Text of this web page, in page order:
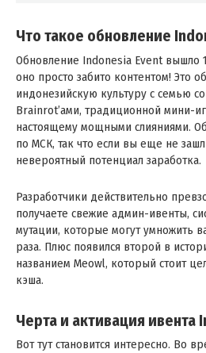
Что такое обновление
Обновление Indonesia Event вышло
оно просто забито контентом! Это
индонезийскую культуру с семью
Brainrot’ами, традиционной мини-
настоящему мощными слияниями.
по МСК, так что если вы еще не
невероятный потенциал заработка .
Разработчики действительно
получаете свежие админ-ивенты,
мутации, которые могут умножить
раза . Плюс появился второй в
названием Meowl, который стоит
кэша .
Черта и активация ивента
Вот тут становится интересно. Во